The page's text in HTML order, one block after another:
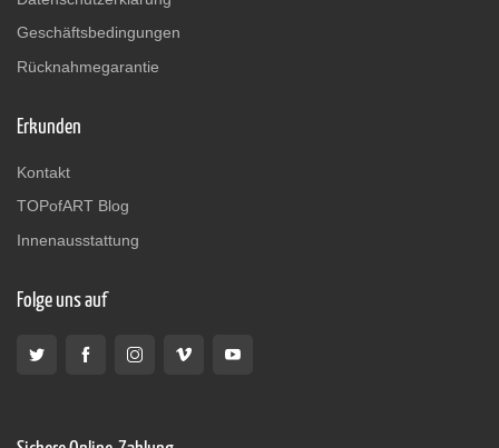
Geschäftsbedingungen
Rücknahmegarantie
Erkunden
Kontakt
TOPofART Blog
Innenausstattung
Folge uns auf